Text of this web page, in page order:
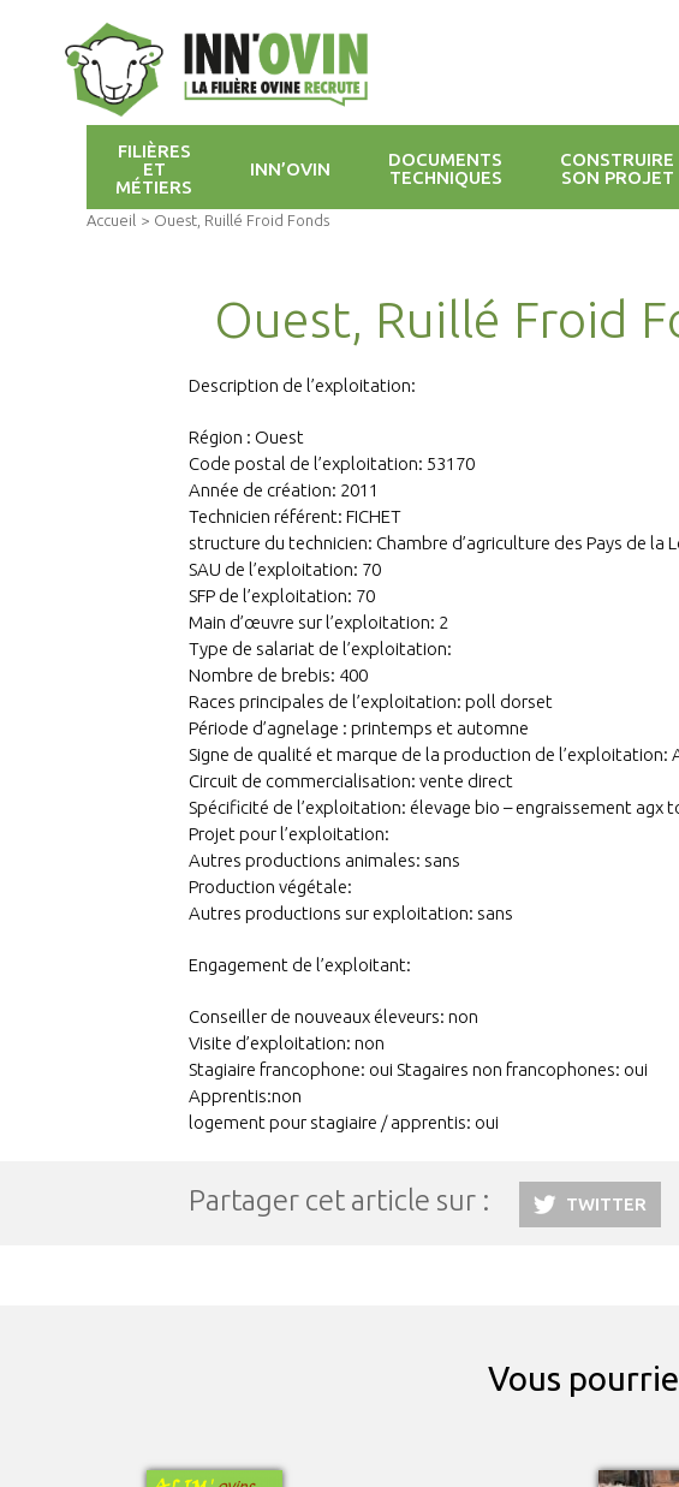
FILIÈRES
ET
MÉTIERS
INN’OVIN
DOCUMENTS
TECHNIQUES
CONSTRUIRE
SON PROJET
Accueil > Ouest, Ruillé Froid Fonds
Ouest, Ruillé Froid
Description de l’exploitation:
Région : Ouest
Code postal de l’exploitation: 53170
Année de création: 2011
Technicien référent: FICHET
structure du technicien: Chambre d’agriculture des Pays de la
SAU de l’exploitation: 70
SFP de l’exploitation: 70
Main d’œuvre sur l’exploitation: 2
Type de salariat de l’exploitation:
Nombre de brebis: 400
Races principales de l’exploitation: poll dorset
Période d’agnelage : printemps et automne
Signe de qualité et marque de la production de l’exploitation:
Circuit de commercialisation: vente direct
Spécificité de l’exploitation: élevage bio – engraissement agx
Projet pour l’exploitation:
Autres productions animales: sans
Production végétale:
Autres productions sur exploitation: sans
Engagement de l’exploitant:
Conseiller de nouveaux éleveurs: non
Visite d’exploitation: non
Stagiaire francophone: oui Stagaires non francophones: oui
Apprentis:non
logement pour stagiaire / apprentis: oui
Partager cet article sur : TWITTER
Vous